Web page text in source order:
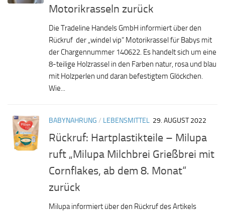
Motorikrasseln zurück
Die Tradeline Handels GmbH informiert über den
Rückruf der „windel vip“ Motorikrassel für Babys mit
der Chargennummer 140622. Es handelt sich um eine
8-teilige Holzrassel in den Farben natur, rosa und blau
mit Holzperlen und daran befestigtem Glöckchen.
Wie...
BABYNAHRUNG / LEBENSMITTEL 29. AUGUST 2022
Rückruf: Hartplastikteile – Milupa
ruft „Milupa Milchbrei Grießbrei mit
Cornflakes, ab dem 8. Monat“
zurück
Milupa informiert über den Rückruf des Artikels